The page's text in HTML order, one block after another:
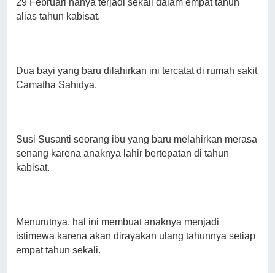
29 Februari hanya terjadi sekali dalam empat tahun
alias tahun kabisat.
Dua bayi yang baru dilahirkan ini tercatat di rumah sakit
Camatha Sahidya.
Susi Susanti seorang ibu yang baru melahirkan merasa
senang karena anaknya lahir bertepatan di tahun
kabisat.
Menurutnya, hal ini membuat anaknya menjadi
istimewa karena akan dirayakan ulang tahunnya setiap
empat tahun sekali.